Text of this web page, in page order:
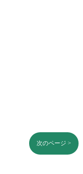
次のページ >